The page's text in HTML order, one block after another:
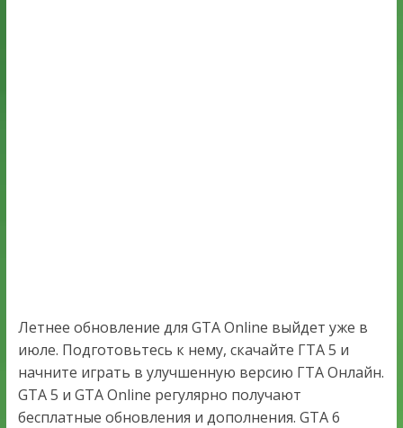
Летнее обновление для GTA Online выйдет уже в
июле. Подготовьтесь к нему, скачайте ГТА 5 и
начните играть в улучшенную версию ГТА Онлайн.
GTA 5 и GTA Online регулярно получают
бесплатные обновления и дополнения. GTA 6